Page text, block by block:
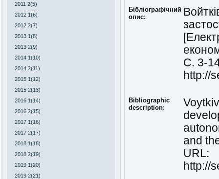
2011 2(5)
2012 1(6)
2012 2(7)
2013 1(8)
2013 2(9)
2014 1(10)
2014 2(11)
2015 1(12)
2015 2(13)
2016 1(14)
2016 2(15)
2017 1(16)
2017 2(17)
2018 1(18)
2018 2(19)
2019 1(20)
2019 2(21)
Бібліографічний
опис:
С. 3-
http://
Bibliographic
description:
and
URL:
http://